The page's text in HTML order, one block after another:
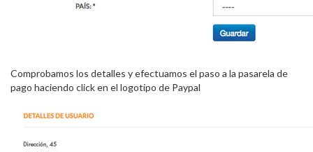
Comprobamos los detalles y efectuamos el paso a la pasarela de
pago haciendo click en el logotipo de Paypal